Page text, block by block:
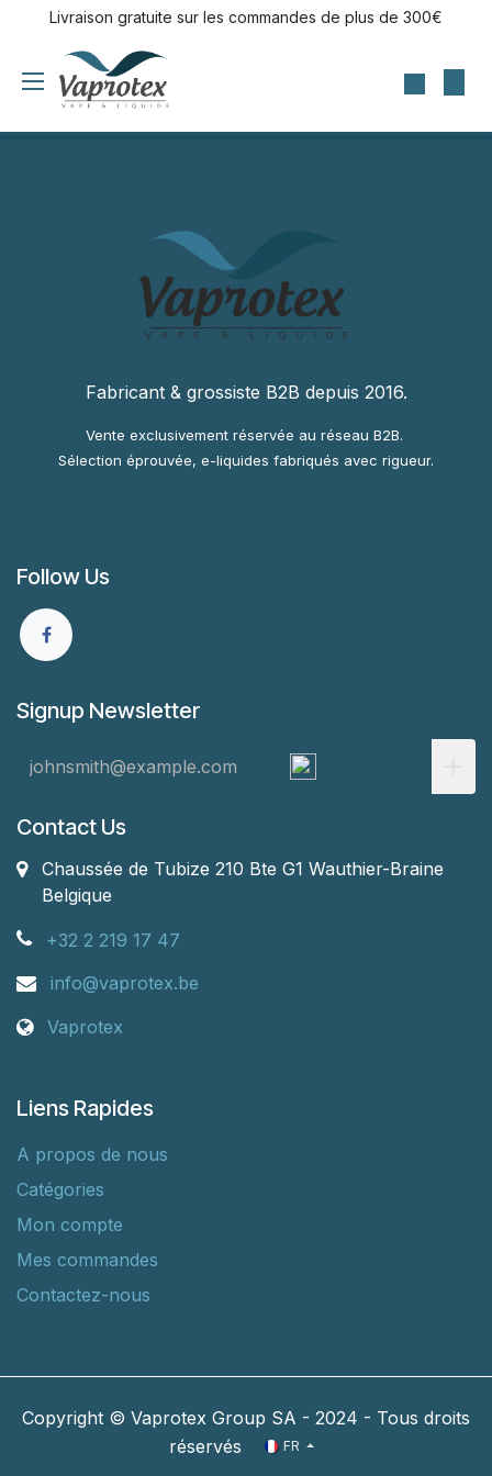
Se rendre au contenu
Livraison gratuite sur les commandes de plus de 300€
Fabricant & grossiste B2B depuis 2016.
Vente exclusivement réservée au réseau B2B.
Sélection éprouvée, e-liquides fabriqués avec rigueur.
Follow Us
Signup Newsletter
Contact Us
Chaussée de Tubize 210 Bte G1 Wauthier-Braine
Belgique
+32 2 219 17 47
info@vaprotex.be
Vaprotex
Liens Rapides
A propos de nous
Catégories
Mon compte
Mes commandes
Contactez-nous
Copyright © Vaprotex Group SA - 2024 - Tous droits
réservés
FR